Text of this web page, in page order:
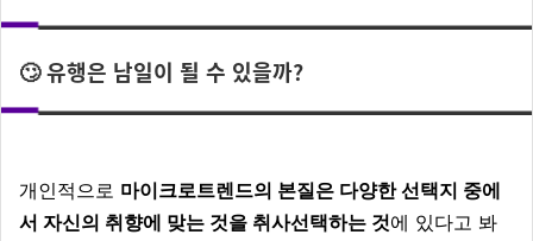
🙄 유행은 남일이 될 수 있을까?
개인적으로 마이크로트렌드의 본질은 다양한 선택지 중에
서 자신의 취향에 맞는 것을 취사선택하는 것에 있다고 봐